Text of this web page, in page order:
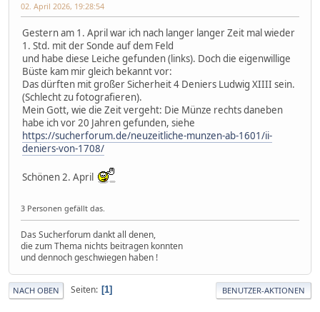
02. April 2026, 19:28:54
Gestern am 1. April war ich nach langer langer Zeit mal wieder
1. Std. mit der Sonde auf dem Feld
und habe diese Leiche gefunden (links). Doch die eigenwillige
Büste kam mir gleich bekannt vor:
Das dürften mit großer Sicherheit 4 Deniers Ludwig XIIII sein.
(Schlecht zu fotografieren).
Mein Gott, wie die Zeit vergeht: Die Münze rechts daneben
habe ich vor 20 Jahren gefunden, siehe
https://sucherforum.de/neuzeitliche-munzen-ab-1601/ii-
deniers-von-1708/
Schönen 2. April
3 Personen gefällt das.
Das Sucherforum dankt all denen,
die zum Thema nichts beitragen konnten
und dennoch geschwiegen haben !
NACH OBEN Seiten 1 BENUTZER-AKTIONEN